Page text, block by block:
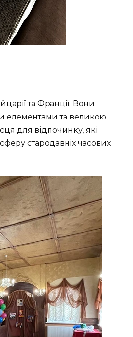
та Франції. Вони
елементами та великою
для відпочинку, які
стародавніх часових